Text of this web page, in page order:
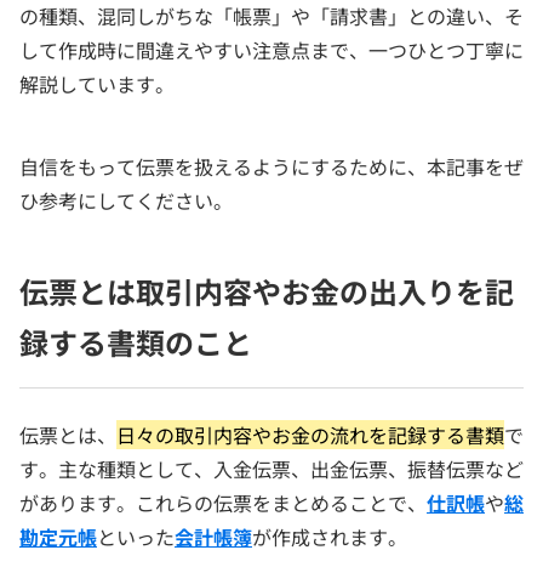
の種類、混同しがちな「帳票」や「請求書」との違い、そ
して作成時に間違えやすい注意点まで、一つひとつ丁寧に
解説しています。
自信をもって伝票を扱えるようにするために、本記事をぜ
ひ参考にしてください。
伝票とは取引内容やお金の出入りを記
録する書類のこと
伝票とは、 日々の取引内容やお金の流れを記録する書類で
す。主な種類として、入金伝票、出金伝票、振替伝票など
があります。これらの伝票をまとめることで、 仕訳帳や総
勘定元帳といった会計帳簿が作成されます。